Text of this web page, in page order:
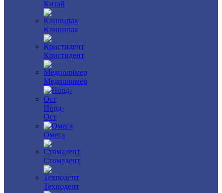
Китай
Клинипак
Кристидент
Медполимер
Норд-
Ост
Омега
Стомадент
Технодент